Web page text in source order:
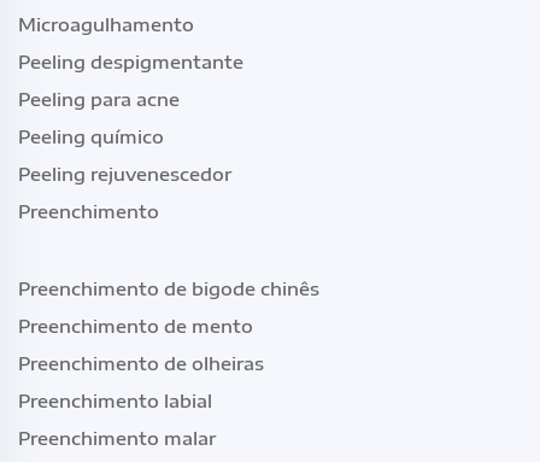
Microagulhamento
Peeling despigmentante
Peeling para acne
Peeling químico
Peeling rejuvenescedor
Preenchimento
Preenchimento de bigode chinês
Preenchimento de mento
Preenchimento de olheiras
Preenchimento labial
Preenchimento malar